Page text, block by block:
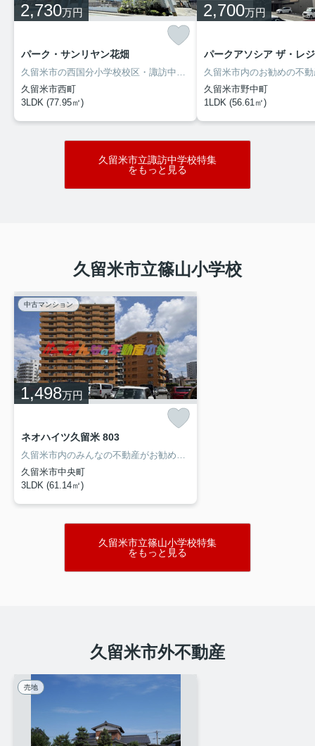
2,730万円
パーク・サンリヤン花畑
久留米市の西国分小学校校区・諏訪中学校校区の築１１年の中古マンションです。西鉄花畑駅まで徒歩８分の立地で、西鉄電車をご利用される方におすすめです。駐車場も平置き駐車場が確保できますので、機械式駐車場の様なストレスなく利用できます。ハウスクリーニングを施工後にお引き渡しとなります。
久留米市西町
3LDK (77.95㎡)
2,700万円
パークアソシア ザ・レ
久留米市野中町
1LDK (56.61㎡)
久留米市立諏訪中学校特集
をもっと見る
久留米市立篠山小学校
中古マンション
1,498万円
ネオハイツ久留米 803
久留米市内のみんなの不動産がお勧めする中古マンションでネオハイツ久留米をご紹介致します。九州の交通機関でもあるJR久留米駅近く福岡勤務の方にもお勧めの立地になります。小学校は篠山小学校と城南中学校の校区で明善高校も徒歩圏内で通学可能です。間取りは３面採光の正方形で明るいお部屋配置になっております。平成３年竣工のバブル期の企画のマンションで総タイル貼りの重厚感のあるマンションです。
久留米市中央町
3LDK (61.14㎡)
久留米市立篠山小学校特集
をもっと見る
久留米市外不動産
売地